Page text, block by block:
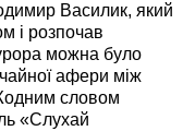
Василик, який
і розпочав
можна було
афери між
словом
«Слухай